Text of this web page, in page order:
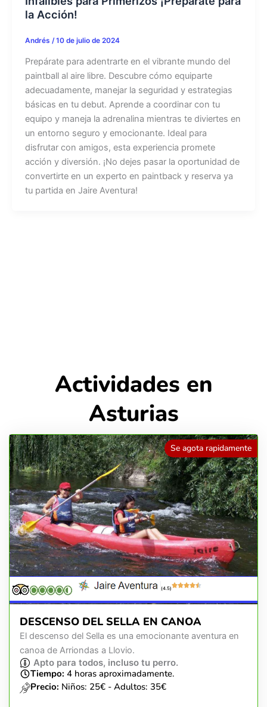
la Acción!
Andrés /10 de julio de 2024
Prepárate para adentrarte en el vibrante mundo del
paintball al aire libre. Descubre cómo equiparte
adecuadamente, manejar la seguridad y estrategias
básicas en tu debut. Aprende a coordinar con tu
equipo y maneja la adrenalina mientras te diviertes en
un entorno seguro y emocionante. Ideal para
disfrutar con amigos, esta experiencia promete
acción y diversión. ¡No dejes pasar la oportunidad de
convertirte en un experto en paintback y reserva ya
tu partida en Jaire Aventura!
Actividades en
Asturias
Se agota rapidamente
(4.5)
DESCENSO DEL SELLA EN CANOA
El descenso del Sella es una emocionante aventura en
canoa de Arriondas a Llovio.
Apto para todos, incluso tu perro.
Tiempo: 4 horas aproximadamente.
Precio: Niños: 25€ - Adultos: 35€